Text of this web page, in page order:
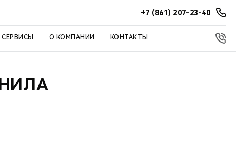
+7 (861) 207-23-40
О КОМПАНИИ КОНТАКТЫ